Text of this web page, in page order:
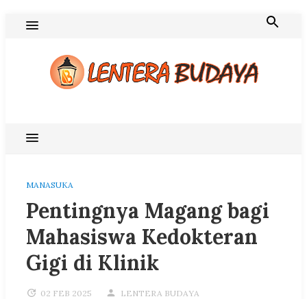
MANASUKA
Pentingnya Magang bagi
Mahasiswa Kedokteran
Gigi di Klinik
02 FEB 2025 LENTERA BUDAYA